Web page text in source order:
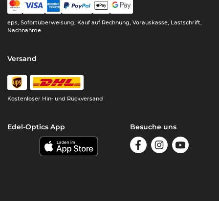
eps, Sofortüberweisung, Kauf auf Rechnung, Vorauskasse, Lastschrift,
Nachnahme
Versand
Kostenloser Hin- und Rückversand
Edel-Optics App Besuche uns